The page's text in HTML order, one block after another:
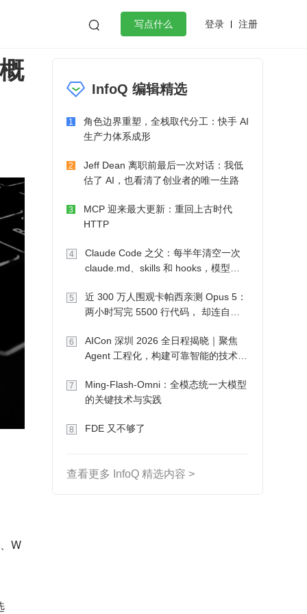
 写点什么 登录 注册
工作
微服务架构 flutter
W
InfoQ 编辑精选
1
角色边界重塑，全栈取代分工：快手 AI
生产力体系成形
2
Jeff Dean 离职前最后一次对话：我低
估了 AI，也看清了创业者的唯一生路
3
MCP 迎来最大更新：重回上古时代
HTTP
4
Claude Code 之父：每半年清空一次
claude.md、skills 和 hooks，模型自
5
近 300 万人围观卡帕西亲测 Opus 5：
两小时写完 5500 行代码， 却连自己
6
AICon 深圳 2026 全日程揭晓｜聚焦
Agent 工程化，构建可靠智能的技术路
7
Ming-Flash-Omni：全模态统一大模型
的关键技术与实践
8 FDE 又不够了
查看更多 InfoQ 精选内容 >